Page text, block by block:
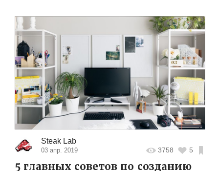
Steak Lab
03 апр. 2019 3758 5
5 главных советов по созданию